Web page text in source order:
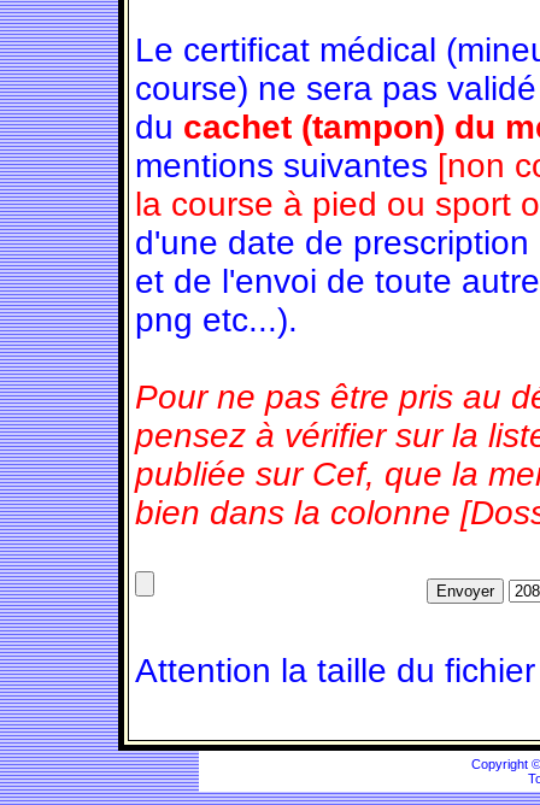
Le certificat médical
course) ne sera pas
du cachet (tampon) du
mentions suivantes [non
la course à pied ou sport
d'une date de
et de l'envoi de toute
png etc...).
Pour ne pas être pris au
pensez à vérifier sur la
publiée sur Cef, que la
bien dans la colonne
Attention la taille du
Copyright